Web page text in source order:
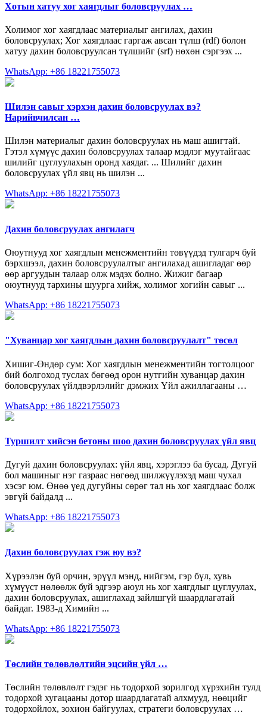
Хотын хатуу хог хаягдлыг боловсруулах …
Холимог хог хаягдлаас материалыг ангилах, дахин
боловсруулах; Хог хаягдлаас гаргаж авсан түлш (rdf) болон
хатуу дахин боловсруулсан түлшийг (srf) нөхөн сэргээх ...
WhatsApp: +86 18221755073
Шилэн савыг хэрхэн дахин боловсруулах вэ?
Нарийвчилсан …
Шилэн материалыг дахин боловсруулах нь маш ашигтай.
Гэтэл хүмүүс дахин боловсруулах талаар мэдлэг муутайгаас
шилийг цуглуулахын оронд хаядаг. ... Шилийг дахин
боловсруулах үйл явц нь шилэн ...
WhatsApp: +86 18221755073
Дахин боловсруулах ангилагч
Оюутнууд хог хаягдлын менежментийн төвүүдэд тулгарч буй
бэрхшээл, дахин боловсруулалтыг ангилахад ашигладаг өөр
өөр аргуудын талаар олж мэдэх болно. Жижиг багаар
оюутнууд тархины шуурга хийж, холимог хогийн савыг ...
WhatsApp: +86 18221755073
"Хуванцар хог хаягдлын дахин боловсруулалт" төсөл
Хишиг-Өндөр сум: Хог хаягдлын менежментийн тогтолцоог
бий болгоход туслах бөгөөд орон нутгийн хуванцар дахин
боловсруулах үйлдвэрлэлийг дэмжих Үйл ажиллагааны …
WhatsApp: +86 18221755073
Туршилт хийсэн бетоны шоо дахин боловсруулах үйл явц
Дугуй дахин боловсруулах: үйл явц, хэрэглээ ба бусад. Дугуй
бол машиныг нэг газраас нөгөөд шилжүүлэхэд маш чухал
хэсэг юм. Өнөө үед дугуйны сөрөг тал нь хог хаягдлаас болж
эвгүй байдалд ...
WhatsApp: +86 18221755073
Дахин боловсруулах гэж юу вэ?
Хүрээлэн буй орчин, эрүүл мэнд, нийгэм, гэр бүл, хувь
хүмүүст нөлөөлж буй эдгээр аюул нь хог хаягдлыг цуглуулах,
дахин боловсруулах, ашиглахад зайлшгүй шаардлагатай
байдаг. 1983-д Химийн ...
WhatsApp: +86 18221755073
Төслийн төлөвлөлтийн эцсийн үйл …
Төслийн төлөвлөлт гэдэг нь тодорхой зорилгод хүрэхийн тулд
тодорхой хугацааны дотор шаардлагатай алхмууд, нөөцийг
тодорхойлох, зохион байгуулах, стратеги боловсруулах …